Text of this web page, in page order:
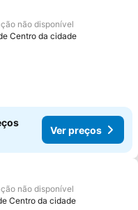
aos favoritos
não disponível
Centro da cidade
Ver preços
aos favoritos
não disponível
Centro da cidade